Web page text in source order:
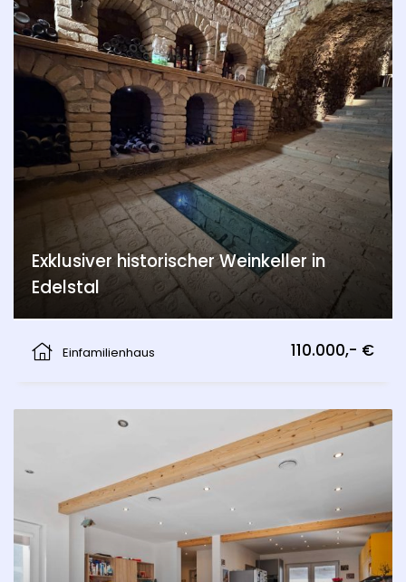
Exklusiver historischer Weinkeller in
Edelstal
Einfamilienhaus
110.000,- €